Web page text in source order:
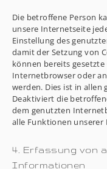
Die betroffene Person
unsere Internetseite
Einstellung des
damit der Setzung von
können bereits
Internetbrowser oder
werden. Dies ist in
Deaktiviert die
dem genutzten
alle Funktionen
4. Erfassung von
Informationen